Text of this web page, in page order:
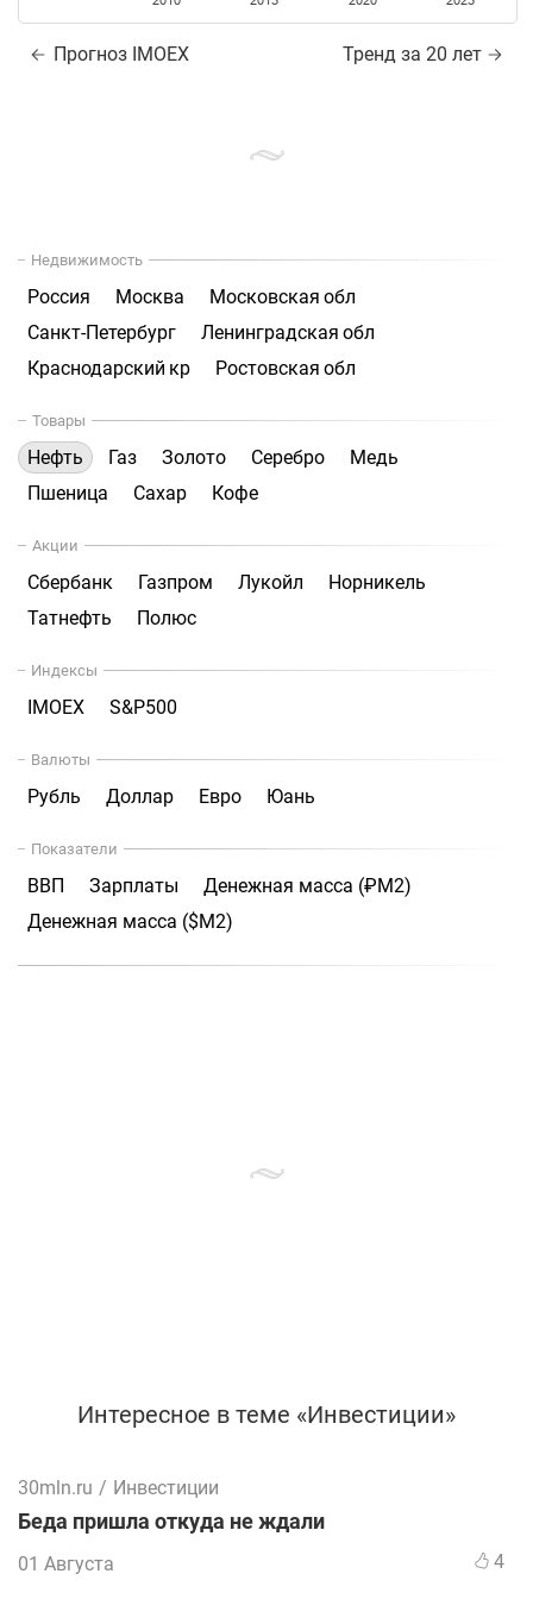
Прогноз IMOEX Тренд за 20 лет
Недвижимость
Россия Москва
Московская обл
Санкт-Петербург
Ленинградская обл
Краснодарский кр
Ростовская обл
Товары
Нефть Газ Золото Серебро
Медь
Пшеница
Сахар Кофе
Акции
Сбербанк Газпром Лукойл
Норникель
Татнефть
Полюс
Индексы
IMOEX S&P500
Валюты
Рубль Доллар Евро Юань
Показатели
ВВП Зарплаты
Денежная масса (₽М2)
Денежная масса ($М2)
Интересное в теме «Инвестиции»
30mln.ru / Инвестиции
Беда пришла откуда не ждали
01 Августа 4